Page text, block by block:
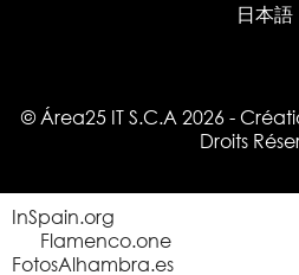
日本語
© Área25 IT S.C.A 2026 -
Droits
InSpain.org
Flamenco.one
FotosAlhambra.es